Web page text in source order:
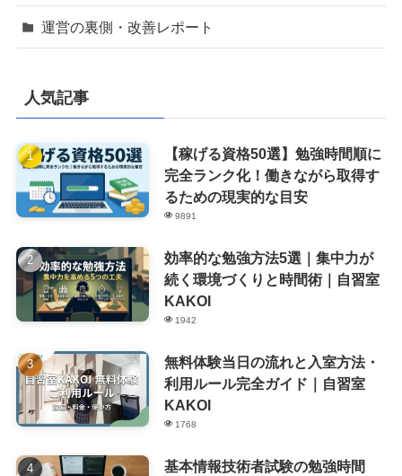
運営の裏側・改善レポート
人気記事
【稼げる資格50選】勉強時間順に
完全ランク化！働きながら取得す
るための現実的な目安
9891
効率的な勉強方法5選｜集中力が
続く環境づくりと時間術｜自習室
KAKOI
1942
無料体験当日の流れと入室方法・
利用ルール完全ガイド｜自習室
KAKOI
1768
基本情報技術者試験の勉強時間